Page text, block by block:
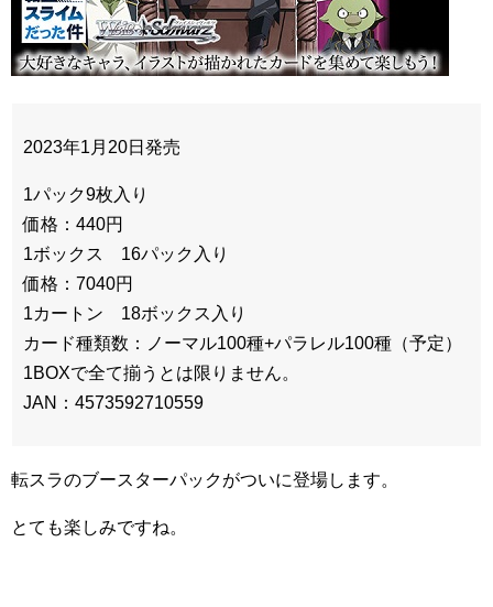
2023年1月20日発売
1パック9枚入り
価格：440円
1ボックス 16パック入り
価格：7040円
1カートン 18ボックス入り
カード種類数：ノーマル100種+パラレル100種（予定）
1BOXで全て揃うとは限りません。
JAN：4573592710559
転スラのブースターパックがついに登場します。
とても楽しみですね。